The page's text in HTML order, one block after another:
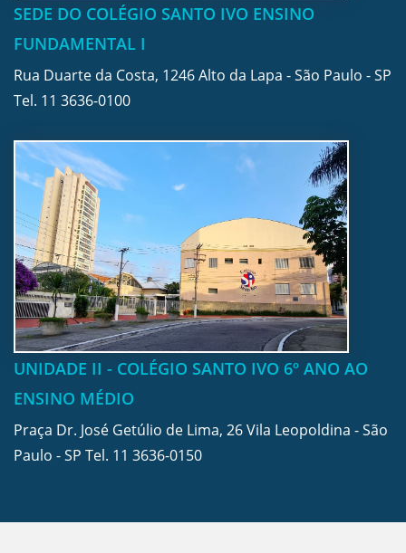
SEDE DO COLÉGIO SANTO IVO ENSINO
FUNDAMENTAL I
Rua Duarte da Costa, 1246 Alto da Lapa - São Paulo - SP
Tel. 11 3636-0100
UNIDADE II - COLÉGIO SANTO IVO 6º ANO AO
ENSINO MÉDIO
Praça Dr. José Getúlio de Lima, 26 Vila Leopoldina - São
Paulo - SP Tel. 11 3636-0150